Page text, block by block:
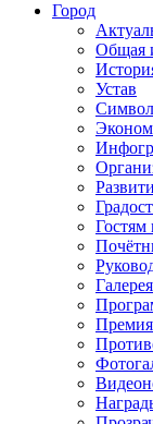
Город
Общая
Устав
Гостям
Премия